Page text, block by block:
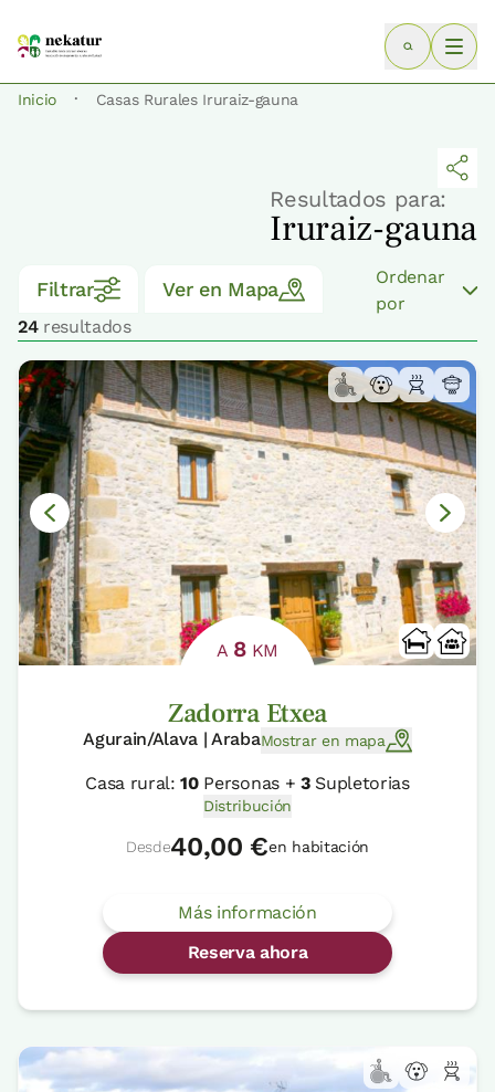
Inicio · Casas Rurales Iruraiz-gauna
Resultados para:
Iruraiz-gauna
Filtrar Ver en Mapa
24resultados
Ordenar
por
A 8 KM
Zadorra Etxea
Agurain/Alava | ArabaMostrar en mapa
Casa rural:10Personas + 3Supletorias
Distribución
Desde40,00 €en habitación
Más información
Reserva ahora